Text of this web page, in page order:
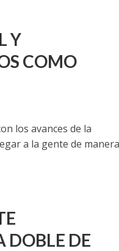
Y
COMO
los avances de la
a la gente de
DOBLE DE